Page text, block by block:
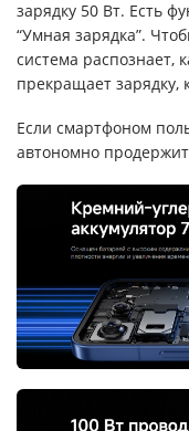
зарядку 50 Вт. Есть
“Умная зарядка”.
система распознает,
прекращает зарядку,
Если смартфоном
автономно